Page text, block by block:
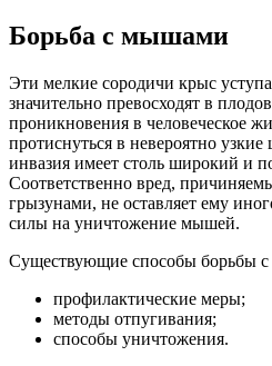
Борьба с мышами
Эти мелкие сородичи крыс
значительно превосходят в
проникновения в человеческое
протиснуться в невероятно
инвазия имеет столь широкий и
Соответственно вред,
грызунами, не оставляет ему
силы на уничтожение мышей.
Существующие способы борьбы
профилактические меры;
методы отпугивания;
способы уничтожения.